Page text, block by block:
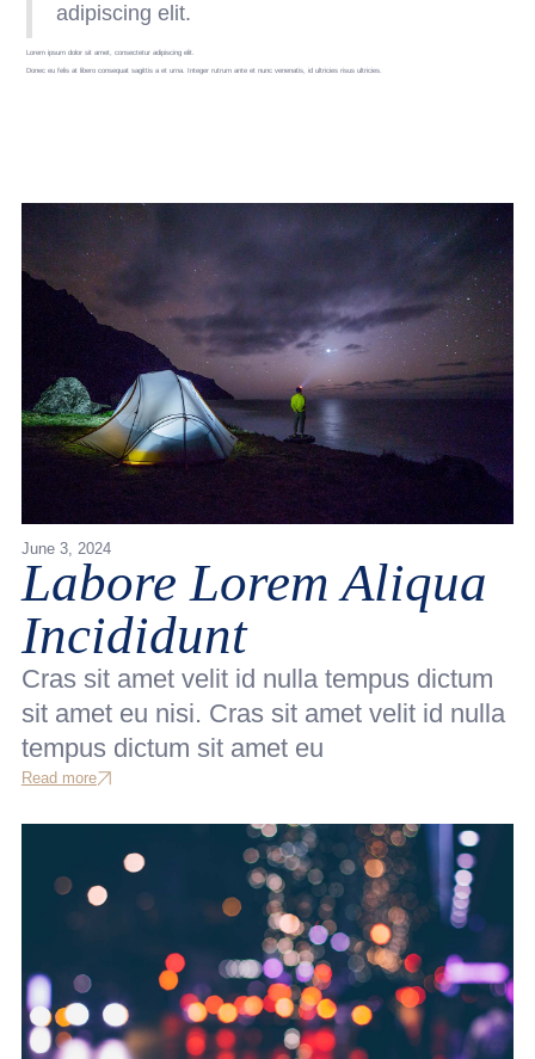
adipiscing elit.
Lorem ipsum dolor sit amet, consectetur adipiscing elit.
Donec eu felis at libero consequat sagittis a et urna. Integer rutrum ante et nunc venenatis, id ultricies risus ultricies.
June 3, 2024
Labore Lorem Aliqua
Incididunt
Cras sit amet velit id nulla tempus dictum
sit amet eu nisi. Cras sit amet velit id nulla
tempus dictum sit amet eu
Read more